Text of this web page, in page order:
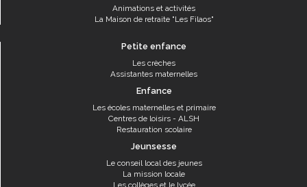
Animations et activités
La Maison de retraite "Les Filaos"
Petite enfance
Les crèches
Assistantes maternelles
Enfance
Les écoles maternelles et primaire
Centres de loisirs - ALSH
Restauration scolaire
Jeunsesse
Le conseil local des jeunes
La mission locale
Les collèges et le lycée